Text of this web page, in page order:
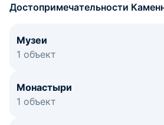
Достопримечательности
Музеи
1 объект
Монастыри
1 объект